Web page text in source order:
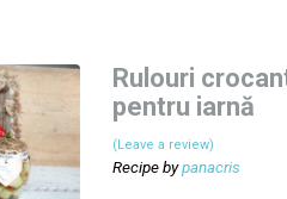
Rulouri
pentru iarnă
(Leave a review)
Recipe bypanacris